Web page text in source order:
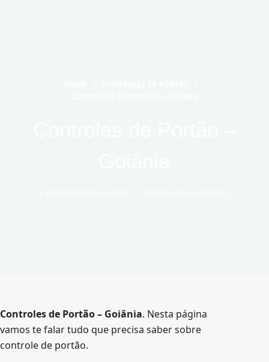
Controles de Portão – Goiânia. Nesta página
vamos te falar tudo que precisa saber sobre
controle de portão.